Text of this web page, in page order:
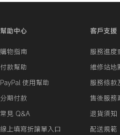
幫助中心
購物指南
付款幫助
PayPal 使用幫助
分期付款
常見 Q&A
線上填寫折讓單入口
客戶支援
服務進度
維修站地
服務條款
售後服務
退貨須知
配送規範